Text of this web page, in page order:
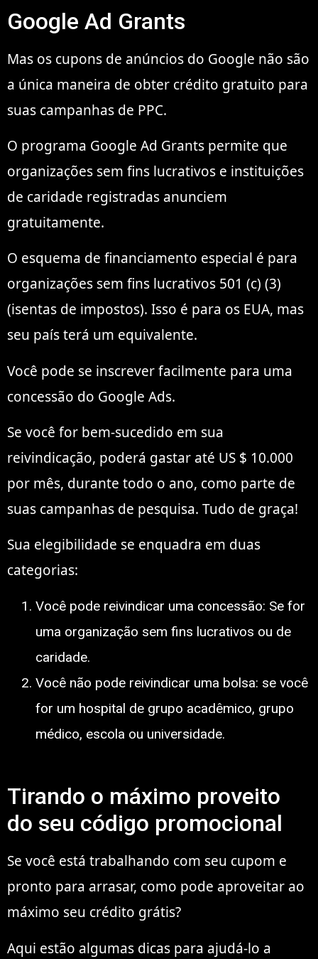
Google Ad Grants
Mas os cupons de anúncios do Google não são
a única maneira de obter crédito gratuito para
suas campanhas de PPC.
O programa Google Ad Grants permite que
organizações sem fins lucrativos e instituições
de caridade registradas anunciem
gratuitamente.
O esquema de financiamento especial é para
organizações sem fins lucrativos 501 (c) (3)
(isentas de impostos). Isso é para os EUA, mas
seu país terá um equivalente.
Você pode se inscrever facilmente para uma
concessão do Google Ads.
Se você for bem-sucedido em sua
reivindicação, poderá gastar até US $ 10.000
por mês, durante todo o ano, como parte de
suas campanhas de pesquisa. Tudo de graça!
Sua elegibilidade se enquadra em duas
categorias:
Você pode reivindicar uma concessão: Se for
uma organização sem fins lucrativos ou de
caridade.
Você não pode reivindicar uma bolsa: se você
for um hospital de grupo acadêmico, grupo
médico, escola ou universidade.
Tirando o máximo proveito
do seu código promocional
Se você está trabalhando com seu cupom e
pronto para arrasar, como pode aproveitar ao
máximo seu crédito grátis?
Aqui estão algumas dicas para ajudá-lo a